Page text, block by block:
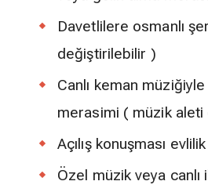
Davetlilere osmanlı
değiştirilebilir )
Canlı keman
merasimi ( müzik
Açılış konuşması
Özel müzik veya